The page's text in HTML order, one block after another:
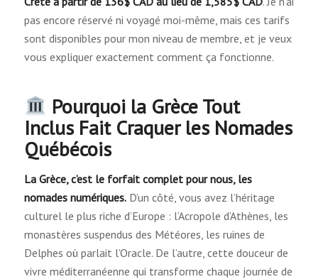
pas encore réservé ni voyagé moi-même, mais ces tarifs
sont disponibles pour mon niveau de membre, et je veux
vous expliquer exactement comment ça fonctionne.
Pourquoi la Grèce Tout
Inclus Fait Craquer les Nomades
Québécois
La Grèce, c’est le forfait complet pour nous, les
nomades numériques.D’un côté, vous avez l’héritage
culturel le plus riche d’Europe : l’Acropole d’Athènes, les
monastères suspendus des Météores, les ruines de
Delphes où parlait l’Oracle. De l’autre, cette douceur de
vivre méditerranéenne qui transforme chaque journée de